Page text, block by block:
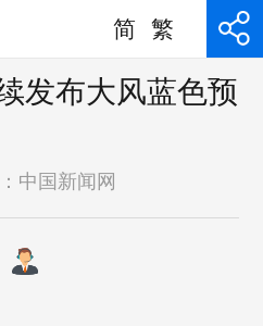
简 繁
发布大风蓝色预
中国新闻网